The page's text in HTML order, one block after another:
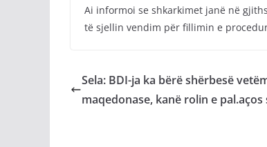
Ai informoi se shkarkimet janë në
të sjellin vendim për fillimin e
Sela: BDI-ja ka bërë shërbesë
maqedonase, kanë rolin e